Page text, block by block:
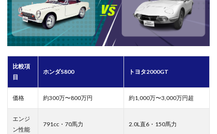
比較項
目
ホンダS800 トヨタ2000GT
価格 約300万〜800万円 約1,000万〜3,000万円超
エンジ
ン性能
791cc・70馬力 2.0L直6・150馬力